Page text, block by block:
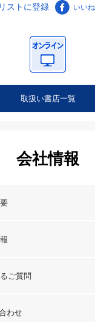
ストに登録 いいね
取扱い書店一覧
会社情報
ご質問
わせ